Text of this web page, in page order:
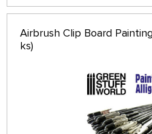
Airbrush Clip Board
ks)